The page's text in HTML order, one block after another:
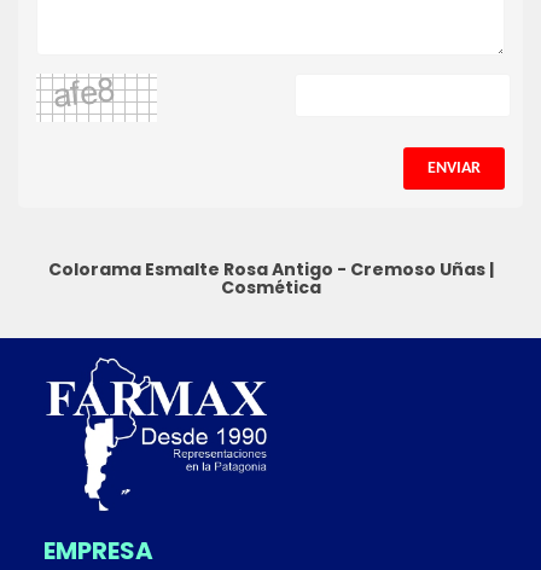
ENVIAR
Colorama Esmalte Rosa Antigo - Cremoso Uñas|
Cosmética
EMPRESA